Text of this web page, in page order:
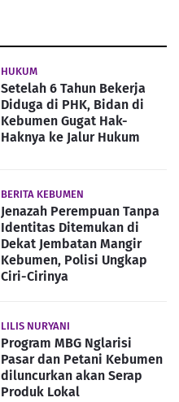
HUKUM
Setelah 6 Tahun Bekerja
Diduga di PHK, Bidan di
Kebumen Gugat Hak-
Haknya ke Jalur Hukum
BERITA KEBUMEN
Jenazah Perempuan Tanpa
Identitas Ditemukan di
Dekat Jembatan Mangir
Kebumen, Polisi Ungkap
Ciri-Cirinya
LILIS NURYANI
Program MBG Nglarisi
Pasar dan Petani Kebumen
diluncurkan akan Serap
Produk Lokal